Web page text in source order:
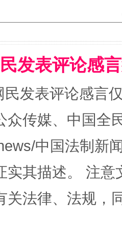
等你上场
县开幕 规模
发表评论感
民发表评论感言
众传媒、中国全
中国法制新
实其描述。 注
关法律、法规，